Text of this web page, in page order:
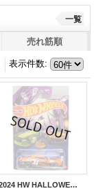
一覧
売れ筋順
表示件数:
2024 HW HALLOWEEN 【MUSCLE BOUND】ORANGE/SKULL WHEELS(予約不可）